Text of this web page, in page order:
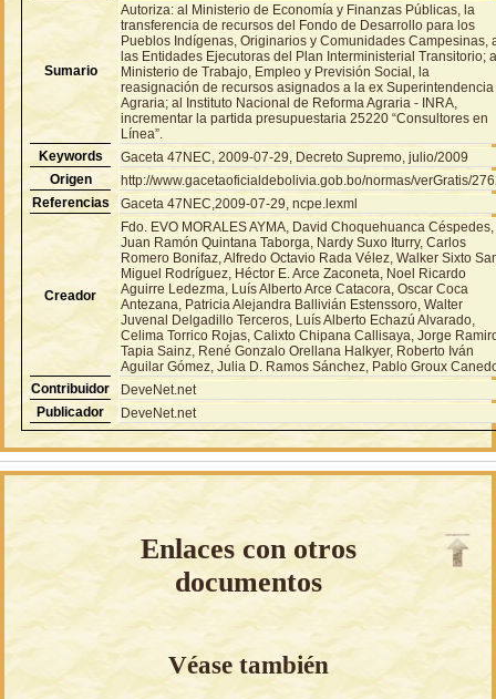
Sumario
Autoriza: al Ministerio de Economía y Finanzas Públicas, la
transferencia de recursos del Fondo de Desarrollo para los
Pueblos Indígenas, Originarios y Comunidades Campesinas,
las Entidades Ejecutoras del Plan Interministerial Transitorio;
Ministerio de Trabajo, Empleo y Previsión Social, la
reasignación de recursos asignados a la ex Superintendencia
Agraria; al Instituto Nacional de Reforma Agraria - INRA,
incrementar la partida presupuestaria 25220 “Consultores en
Línea”.
Keywords
Gaceta 47NEC, 2009-07-29, Decreto Supremo, julio/2009
Origen
http://www.gacetaoficialdebolivia.gob.bo/normas/verGratis/
Referencias
Gaceta 47NEC,2009-07-29, ncpe.lexml
Creador
Fdo. EVO MORALES AYMA, David Choquehuanca Céspedes,
Juan Ramón Quintana Taborga, Nardy Suxo Iturry, Carlos
Romero Bonifaz, Alfredo Octavio Rada Vélez, Walker Sixto
Miguel Rodríguez, Héctor E. Arce Zaconeta, Noel Ricardo
Aguirre Ledezma, Luís Alberto Arce Catacora, Oscar Coca
Antezana, Patricia Alejandra Ballivián Estenssoro, Walter
Juvenal Delgadillo Terceros, Luís Alberto Echazú Alvarado,
Celima Torrico Rojas, Calixto Chipana Callisaya, Jorge
Tapia Sainz, René Gonzalo Orellana Halkyer, Roberto Iván
Aguilar Gómez, Julia D. Ramos Sánchez, Pablo Groux
Contribuidor
DeveNet.net
Publicador
DeveNet.net
Enlaces con otros
documentos
Véase también